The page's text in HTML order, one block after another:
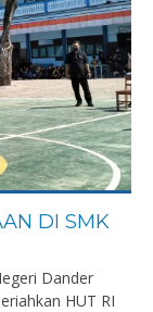
DI SMK
Dander
HUT RI